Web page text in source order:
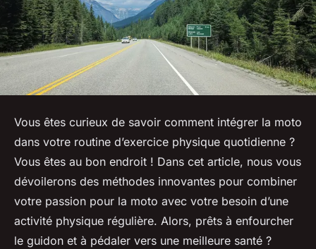
Vous êtes curieux de savoir comment intégrer la moto
dans votre routine d’exercice physique quotidienne ?
Vous êtes au bon endroit ! Dans cet article, nous vous
dévoilerons des méthodes innovantes pour combiner
votre passion pour la moto avec votre besoin d’une
activité physique régulière. Alors, prêts à enfourcher
le guidon et à pédaler vers une meilleure santé ?